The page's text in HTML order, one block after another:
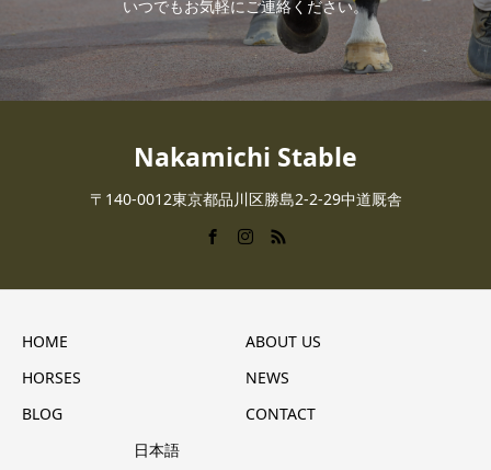
いつでもお気軽にご連絡ください。
Nakamichi Stable
〒140-0012東京都品川区勝島2-2-29中道厩舎
HOME
ABOUT US
HORSES
NEWS
BLOG
CONTACT
日本語